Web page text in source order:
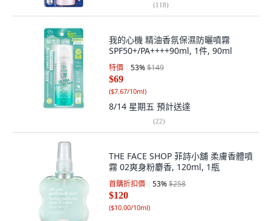
(118)
我的心機 精油香氛保濕防曬噴霧
SPF50+/PA++++90ml, 1件, 90ml
特價 53%$149
$69
($7.67/10ml)
8/14 星期五 預計送達
(22)
THE FACE SHOP 菲詩小舖 柔膚香體噴
霧 02爽身粉麝香, 120ml, 1瓶
首購折扣價 53%$258
$120
($10.00/10ml)